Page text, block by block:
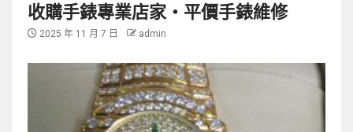
收購手錶專業店家・平價手錶維修
2025 年 11 月 7 日 admin